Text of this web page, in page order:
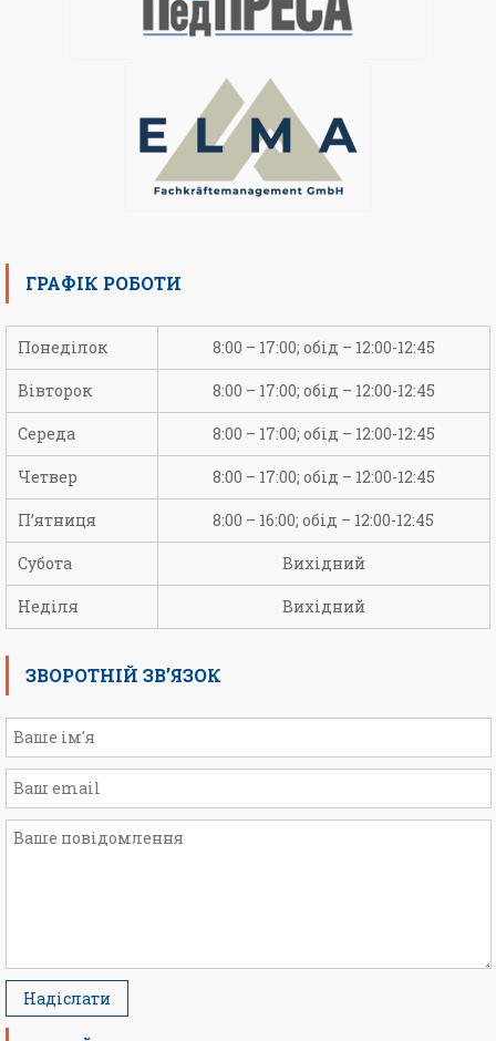
ГРАФІК РОБОТИ
Понеділок 8:00 – 17:00; обід – 12:00-12:45
Вівторок 8:00 – 17:00; обід – 12:00-12:45
Середа 8:00 – 17:00; обід – 12:00-12:45
Четвер 8:00 – 17:00; обід – 12:00-12:45
П’ятниця 8:00 – 16:00; обід – 12:00-12:45
Субота Вихідний
Неділя Вихідний
ЗВОРОТНІЙ ЗВ’ЯЗОК